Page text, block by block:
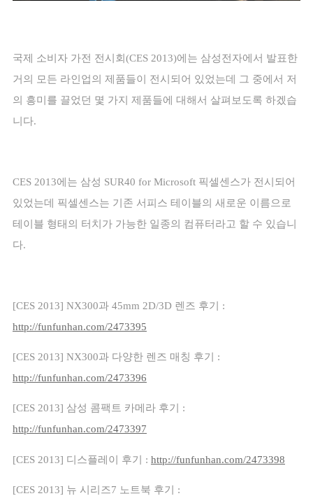
국제 소비자 가전 전시회 (CES 2013)에는 삼성전자에서 발표한
거의 모든 라인업의 제품들이 전시되어 있었는데 그 중에서 저
의 흥미를 끌었던 몇 가지 제품들에 대해서 살펴보도록 하겠습
니다.
CES 2013에는 삼성 SUR40 for Microsoft 픽셀센스가 전시되어
있었는데 픽셀센스는 기존 서피스 테이블의 새로운 이름으로
테이블 형태의 터치가 가능한 일종의 컴퓨터라고 할 수 있습니
다.
[CES 2013] NX300과 45mm 2D/3D 렌즈 후기
:
http://funfunhan.com/2473395
[CES 2013] NX300과 다양한 렌즈 매칭 후기
:
http://funfunhan.com/2473396
[CES 2013] 삼성 콤팩트 카메라 후기
:
http://funfunhan.com/2473397
[CES 2013] 디스플레이 후기 : http://funfunhan.com/2473398
[CES 2013] 뉴 시리즈7 노트북 후기
: